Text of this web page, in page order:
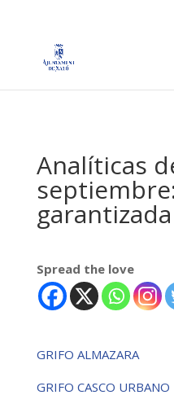
Analíticas
garantizada
Spread the love
GRIFO ALMAZARA
GRIFO CASCO URBANO